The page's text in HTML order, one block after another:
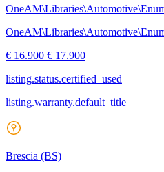
€ 16.900 € 17.900
listing.status.certified_used
listing.warranty.default_title
Brescia (BS)